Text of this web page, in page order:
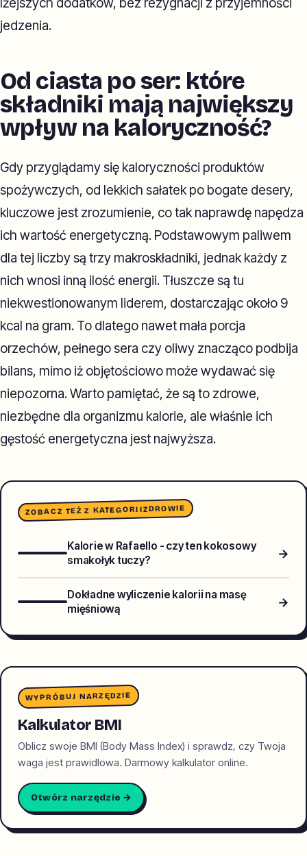
lżejszych dodatków, bez rezygnacji z przyjemności
jedzenia.
Od ciasta po ser: które
składniki mają największy
wpływ na kaloryczność?
Gdy przyglądamy się kaloryczności produktów
spożywczych, od lekkich sałatek po bogate desery,
kluczowe jest zrozumienie, co tak naprawdę napędza
ich wartość energetyczną. Podstawowym paliwem
dla tej liczby są trzy makroskładniki, jednak każdy z
nich wnosi inną ilość energii. Tłuszcze są tu
niekwestionowanym liderem, dostarczając około 9
kcal na gram. To dlatego nawet mała porcja
orzechów, pełnego sera czy oliwy znacząco podbija
bilans, mimo iż objętościowo może wydawać się
niepozorna. Warto pamiętać, że są to zdrowe,
niezbędne dla organizmu kalorie, ale właśnie ich
gęstość energetyczna jest najwyższa.
ZOBACZ TEŻ Z KATEGORIIZDROWIE
Kalorie w Rafaello - czy ten kokosowy
smakołyk tuczy?
→
Dokładne wyliczenie kalorii na masę
mięśniową
→
WYPRÓBUJ NARZĘDZIE
Kalkulator BMI
Oblicz swoje BMI (Body Mass Index) i sprawdz, czy Twoja
waga jest prawidlowa. Darmowy kalkulator online.
Otwórz narzędzie →